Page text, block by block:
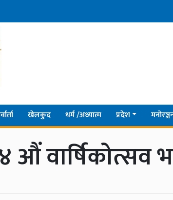
खेलकुद धर्म /अध्यात्म प्रदेश
वार्षिकोत्सव